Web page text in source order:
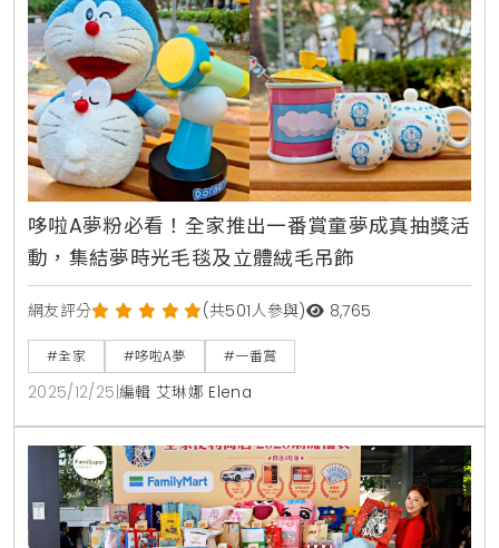
哆啦A夢粉必看！全家推出一番賞童夢成真抽獎活
動，集結夢時光毛毯及立體絨毛吊飾
網友評分 (共501人參與) 8,765
#全家 #哆啦A夢 #一番賞
2025/12/25 編輯 艾琳娜 Elena